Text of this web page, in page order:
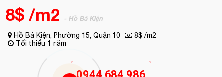
8$ /m2 - Hồ Bá Kiện
Hồ Bá Kiện, Phường 15, Quận 10
8$ /m2
Tối thiểu 1 năm
0944 684 986